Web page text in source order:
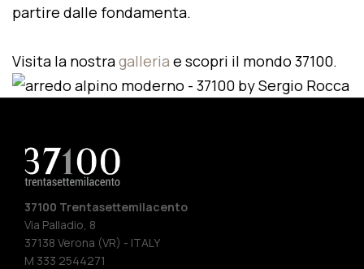
partire dalle fondamenta.
Visita la nostragalleria e scopri il mondo 37100.
37100 Trentasettemilacento
Via Palladio, 8
37138 Verona (VR) - ITALY
M 333 2544271